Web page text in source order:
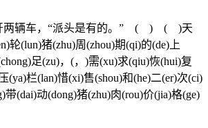
开两辆车，“派头是有的。” ( ) ( )天
轮(lun)猪(zhu)周(zhou)期(qi)的(de)上
足(zu)，(，)需(xu)求(qiu)恢(hui)复
(ya)栏(lan)惜(xi)售(shou)和(he)二(er)次(ci)
(dai)动(dong)猪(zhu)肉(rou)价(jia)格(ge)